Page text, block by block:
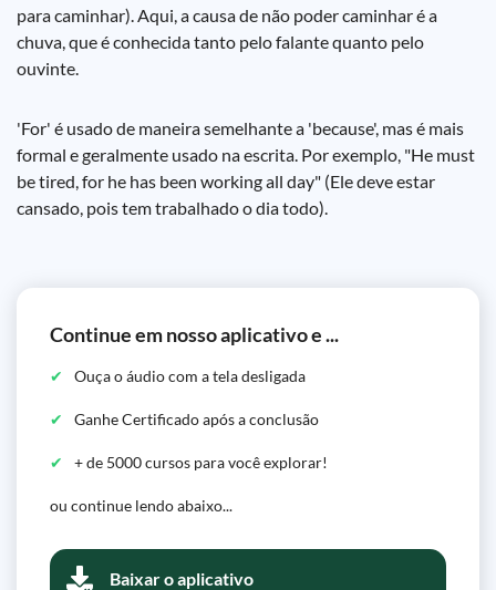
para caminhar). Aqui, a causa de não poder caminhar é a
chuva, que é conhecida tanto pelo falante quanto pelo
ouvinte.
'For' é usado de maneira semelhante a 'because', mas é mais
formal e geralmente usado na escrita. Por exemplo, "He must
be tired, for he has been working all day" (Ele deve estar
cansado, pois tem trabalhado o dia todo).
Continue em nosso aplicativo e ...
Ouça o áudio com a tela desligada
Ganhe Certificado após a conclusão
+ de 5000 cursos para você explorar!
ou continue lendo abaixo...
Baixar o aplicativo